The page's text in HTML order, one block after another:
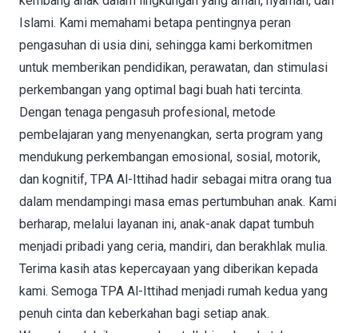
Islami. Kami memahami betapa pentingnya peran
pengasuhan di usia dini, sehingga kami berkomitmen
untuk memberikan pendidikan, perawatan, dan stimulasi
perkembangan yang optimal bagi buah hati tercinta.
Dengan tenaga pengasuh profesional, metode
pembelajaran yang menyenangkan, serta program yang
mendukung perkembangan emosional, sosial, motorik,
dan kognitif, TPA Al-Ittihad hadir sebagai mitra orang tua
dalam mendampingi masa emas pertumbuhan anak. Kami
berharap, melalui layanan ini, anak-anak dapat tumbuh
menjadi pribadi yang ceria, mandiri, dan berakhlak mulia.
Terima kasih atas kepercayaan yang diberikan kepada
kami. Semoga TPA Al-Ittihad menjadi rumah kedua yang
penuh cinta dan keberkahan bagi setiap anak.